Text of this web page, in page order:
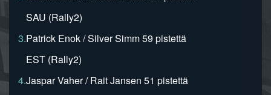
SAU (Rally2)
3.Patrick Enok / Silver Simm 59 pistettä
EST (Rally2)
4.Jaspar Vaher / Rait Jansen 51 pistettä